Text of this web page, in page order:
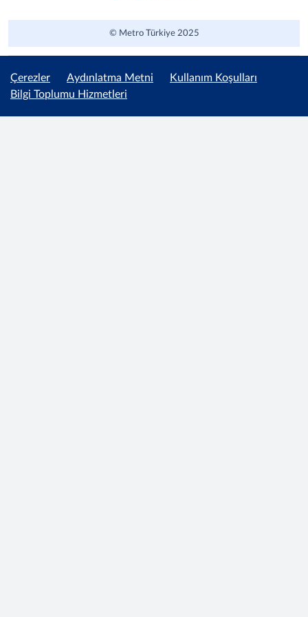
© Metro Türkiye 2025
Çerezler Aydınlatma Metni
Kullanım Koşulları
Bilgi Toplumu Hizmetleri